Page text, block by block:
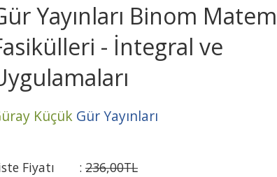
Yayınları Binom
- İntegral ve
Küçük Gür Yayınları
Fiyatı : 236,00TL